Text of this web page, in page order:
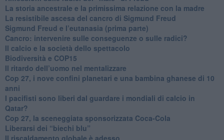
​La storia ancestrale e la primissima relazione con la madre
​La resistibile ascesa del cancro di Sigmund Freud
Sigmund Freud e l’eutanasia (prima parte)
Cancro: intervenire sulle conseguenze o sulle radici?
​Il calcio e la società dello spettacolo
Biodiversità e COP15
​Il ritardo dell’uomo nel mentalizzare
​Cop 27, i nove confini planetari e una bambina ghanese di 10
anni
​I pacifisti sono liberi dal guardare i mondiali di calcio in
Qatar?
​Cop 27, la sceneggiata sponsorizzata Coca-Cola
​Liberarsi dei “biechi blu”
Il riscaldamento globale è adesso